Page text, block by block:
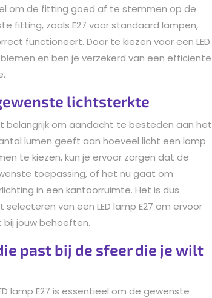
om de fitting goed af te stemmen op de
fitting, zoals E27 voor standaard lampen,
functioneert. Door te kiezen voor een LED
en ben je verzekerd van een efficiënte
lichtsterkte
belangrijk om aandacht te besteden aan het
lumen geeft aan hoeveel licht een lamp
te kiezen, kun je ervoor zorgen dat de
toepassing, of het nu gaat om
in een kantoorruimte. Het is dus
van een LED lamp E27 om ervoor
jouw behoeften.
past bij de sfeer die je wilt
lamp E27 is essentieel om de gewenste